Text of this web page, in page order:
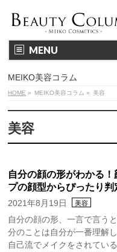
MENU
MEIKO美容コラム
HOME » MEIKO美容コラム » 美容
美容
自分の顔の形がわかる
プの顔型からぴったり判
2021年8月19日 美容
自分の顔の形、一言で言う
分のことは自分が一番理解
自己流でメイクをされてい